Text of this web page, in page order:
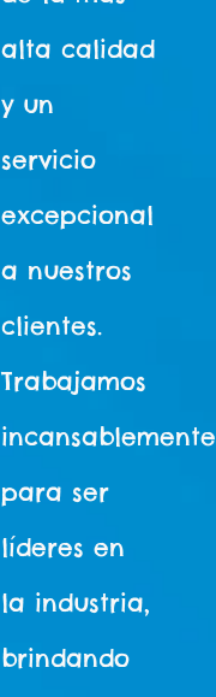
alta calidad
y un
servicio
excepcional
a nuestros
clientes.
Trabajamos
incansablemente
para ser
líderes en
la industria,
brindando